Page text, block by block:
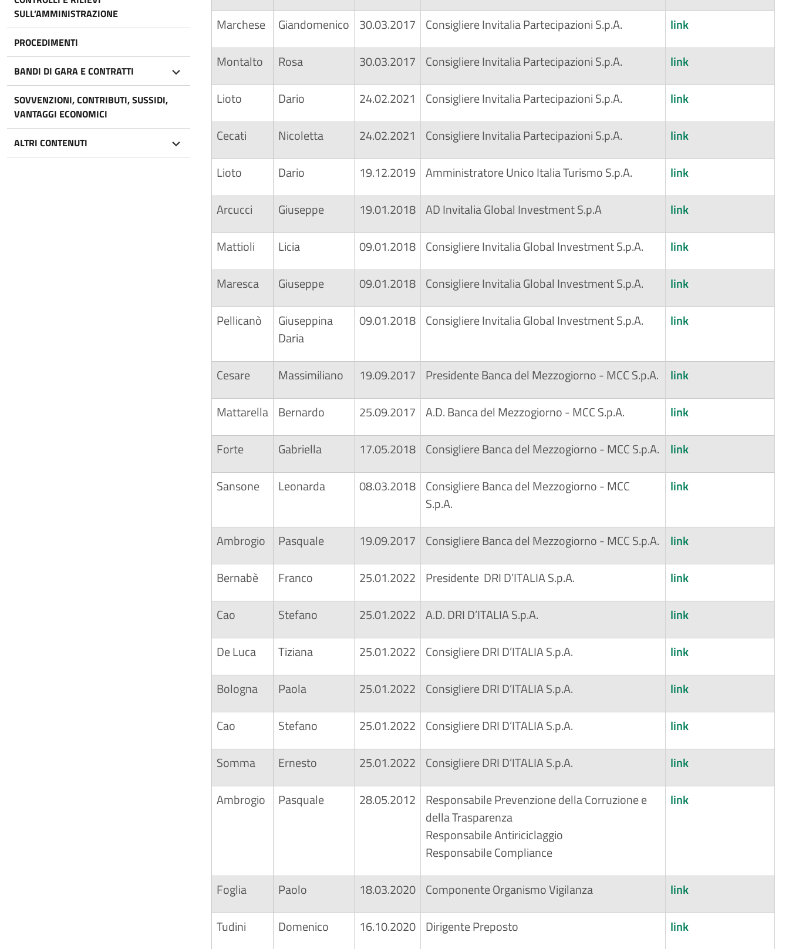
SULL’AMMINISTRAZIONE
PROCEDIMENTI
BANDI DI GARA E CONTRATTI
SOVVENZIONI, CONTRIBUTI, SUSSIDI,
VANTAGGI ECONOMICI
ALTRI CONTENUTI
Marchese Giandomenico 30.03.2017 Consigliere Invitalia Partecipazioni S.p.A. link
Montalto Rosa 30.03.2017 Consigliere Invitalia Partecipazioni S.p.A. link
Lioto Dario 24.02.2021 Consigliere Invitalia Partecipazioni S.p.A. link
Cecati Nicoletta 24.02.2021 Consigliere Invitalia Partecipazioni S.p.A. link
Lioto Dario 19.12.2019 Amministratore Unico Italia Turismo S.p.A. link
Arcucci Giuseppe 19.01.2018 AD Invitalia Global Investment S.p.A link
Mattioli Licia 09.01.2018 Consigliere Invitalia Global Investment S.p.A. link
Maresca Giuseppe 09.01.2018 Consigliere Invitalia Global Investment S.p.A. link
Pellicanò
Giuseppina
Daria
09.01.2018 Consigliere Invitalia Global Investment S.p.A. link
Cesare Massimiliano 19.09.2017 Presidente Banca del Mezzogiorno - MCC S.p.A. link
Mattarella Bernardo 25.09.2017 A.D. Banca del Mezzogiorno - MCC S.p.A. link
Forte Gabriella 17.05.2018 Consigliere Banca del Mezzogiorno - MCC S.p.A. link
Sansone Leonarda 08.03.2018 Consigliere Banca del Mezzogiorno - MCC
S.p.A.
link
Ambrogio Pasquale 19.09.2017 Consigliere Banca del Mezzogiorno - MCC S.p.A. link
Bernabè Franco 25.01.2022 Presidente DRI D’ITALIA S.p.A. link
Cao Stefano 25.01.2022 A.D. DRI D’ITALIA S.p.A. link
De Luca Tiziana 25.01.2022 Consigliere DRI D’ITALIA S.p.A. link
Bologna Paola 25.01.2022 Consigliere DRI D’ITALIA S.p.A. link
Cao Stefano 25.01.2022 Consigliere DRI D’ITALIA S.p.A. link
Somma Ernesto 25.01.2022 Consigliere DRI D’ITALIA S.p.A. link
Ambrogio Pasquale 28.05.2012
Responsabile Prevenzione della Corruzione e
della Trasparenza
Responsabile Antiriciclaggio
Responsabile Compliance
link
Foglia Paolo 18.03.2020 Componente Organismo Vigilanza link
Tudini Domenico 16.10.2020 Dirigente Preposto link